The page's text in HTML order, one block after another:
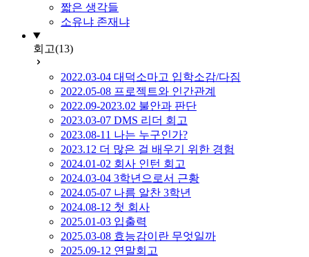
짧은 생각들
소유냐 존재냐
회고(13)
2022.03-04 대덕소마고 입학소감/다짐
2022.05-08 프로젝트와 인간관계
2022.09-2023.02 불안과 판단
2023.03-07 DMS 리더 회고
2023.08-11 나는 누구인가?
2023.12 더 많은 걸 배우기 위한 경험
2024.01-02 회사 인턴 회고
2024.03-04 3학년으로서 근황
2024.05-07 나름 알찬 3학년
2024.08-12 첫 회사
2025.01-03 입출력
2025.03-08 효능감이란 무엇일까
2025.09-12 연말회고